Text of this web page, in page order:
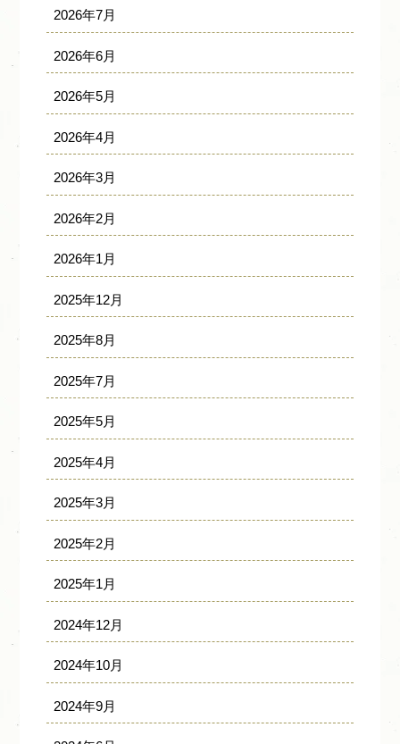
2026年7月
2026年6月
2026年5月
2026年4月
2026年3月
2026年2月
2026年1月
2025年12月
2025年8月
2025年7月
2025年5月
2025年4月
2025年3月
2025年2月
2025年1月
2024年12月
2024年10月
2024年9月